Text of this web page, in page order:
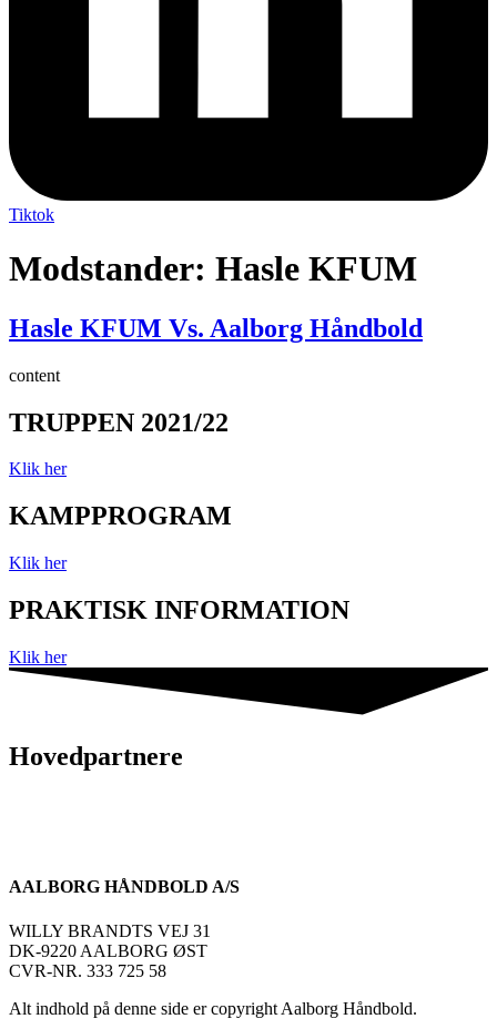
Tiktok
Modstander: Hasle KFUM
Hasle KFUM Vs. Aalborg Håndbold
content
TRUPPEN 2021/22
Klik her
KAMPPROGRAM
Klik her
PRAKTISK INFORMATION
Klik her
Hovedpartnere
AALBORG HÅNDBOLD A/S
WILLY BRANDTS VEJ 31
DK-9220 AALBORG ØST
CVR-NR. 333 725 58
Alt indhold på denne side er copyright Aalborg Håndbold.